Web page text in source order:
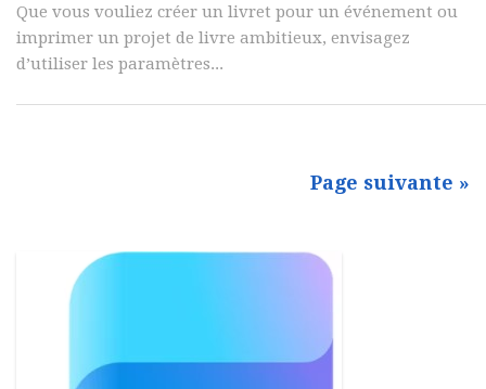
Que vous vouliez créer un livret pour un événement ou
imprimer un projet de livre ambitieux, envisagez
d’utiliser les paramètres...
Page suivante »